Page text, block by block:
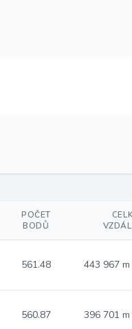
POČET
BODŮ
561.48 443 967 m
560.87 396 701 m